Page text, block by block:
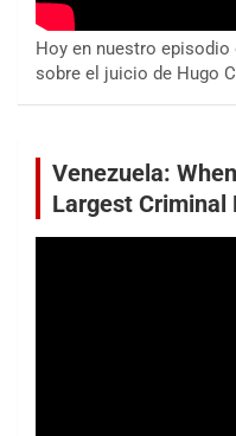
Hoy en nuestro
sobre el juicio de Hugo
Venezuela:
Largest Criminal